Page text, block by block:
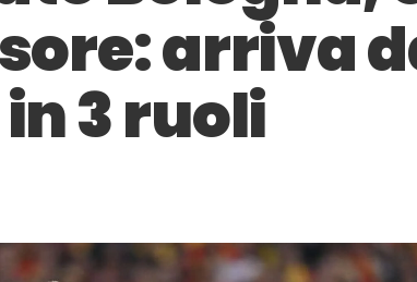
arriva
3 ruoli